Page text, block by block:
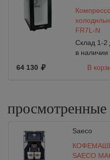
FR7L-N
Склад 1-2
в наличии
64 130
В
просмотренные
Saeco
SAECO